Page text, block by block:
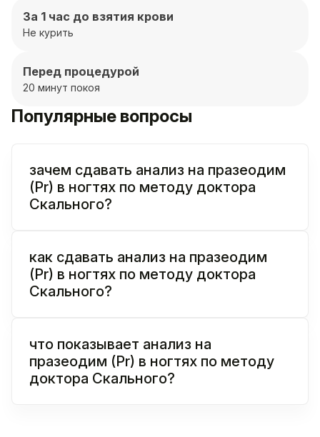
За 1 час до взятия крови
Не курить
Перед процедурой
20 минут покоя
Популярные вопросы
зачем сдавать анализ на празеодим
(Pr) в ногтях по методу доктора
Скального?
как сдавать анализ на празеодим
(Pr) в ногтях по методу доктора
Скального?
что показывает анализ на
празеодим (Pr) в ногтях по методу
доктора Скального?